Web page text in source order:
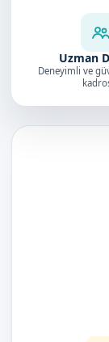
Uzman
Deneyimli ve